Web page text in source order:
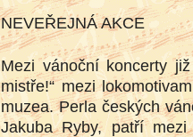
NEVEŘEJNÁ AKCE
Mezi vánoční koncerty
mistře!“ mezi
muzea. Perla českých
Jakuba Ryby, patří